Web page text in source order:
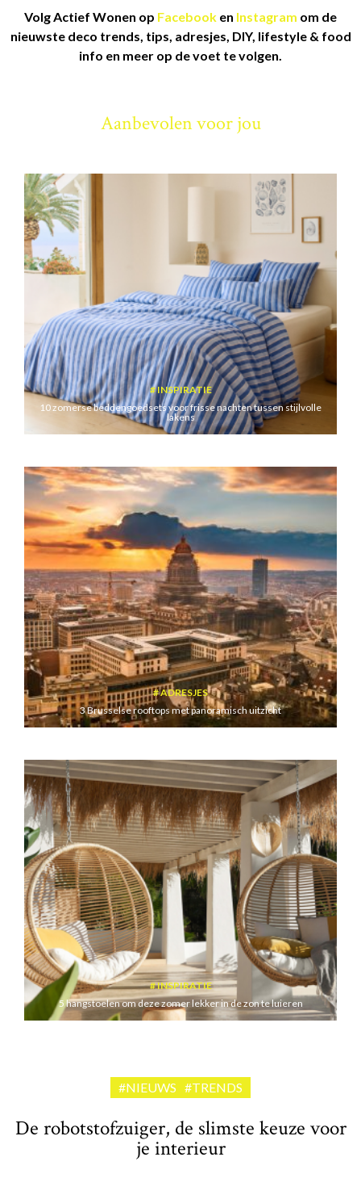
Volg Actief Wonen op Facebook en Instagram om de
nieuwste deco trends, tips, adresjes, DIY, lifestyle & food
info en meer op de voet te volgen.
Aanbevolen voor jou
INSPIRATIE
10 zomerse beddengoedsets voor frisse nachten tussen stijlvolle
lakens
ADRESJES
3 Brusselse rooftops met panoramisch uitzicht
INSPIRATIE
5 hangstoelen om deze zomer lekker in de zon te luieren
#NIEUWS #TRENDS
De robotstofzuiger, de slimste keuze voor
je interieur